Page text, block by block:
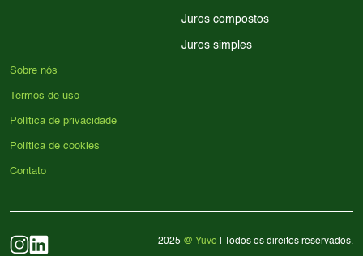
Juros compostos
Juros simples
Sobre nós
Termos de uso
Política de privacidade
Política de cookies
Contato
2025 @ Yuvo | Todos os direitos reservados.